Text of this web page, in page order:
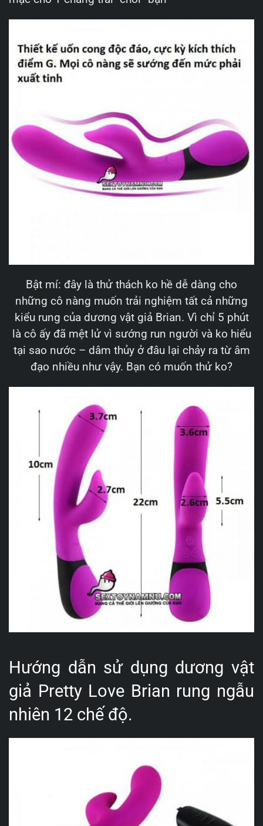
Bật mí: đây là thử thách ko hề dễ dàng cho
những cô nàng muốn trải nghiệm tất cả những
kiểu rung của dương vật giả Brian. Vì chỉ 5 phút
là cô ấy đã mệt lử vì sướng run người và ko hiểu
tại sao nước – dâm thủy ở đâu lại chảy ra từ âm
đạo nhiều như vậy. Bạn có muốn thử ko?
Hướng dẫn sử dụng dương vật
giả Pretty Love Brian rung ngẫu
nhiên 12 chế độ.